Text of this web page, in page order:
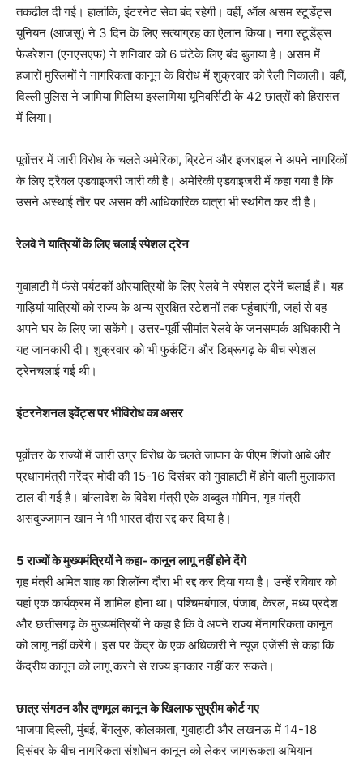
तकढील दी गई। हालांकि, इंटरनेट सेवा बंद रहेगी। वहीं, ऑल असम स्टूडेंट्स
यूनियन (आजसू) ने 3 दिन के लिए सत्याग्रह का ऐलान किया। नगा स्टूडेंड्स
फेडरेशन (एनएसएफ) ने शनिवार को 6 घंटेके लिए बंद बुलाया है। असम में
हजारों मुस्लिमों ने नागरिकता कानून के विरोध में शुक्रवार को रैली निकाली। वहीं,
दिल्ली पुलिस ने जामिया मिलिया इस्लामिया यूनिवर्सिटी के 42 छात्रों को हिरासत
में लिया।
पूर्वोत्तर में जारी विरोध के चलते अमेरिका, ब्रिटेन और इजराइल ने अपने नागरिकों
के लिए ट्रैवल एडवाइजरी जारी की है। अमेरिकी एडवाइजरी में कहा गया है कि
उसने अस्थाई तौर पर असम की आधिकारिक यात्रा भी स्थगित कर दी है।
रेलवे ने यात्रियों के लिए चलाई स्पेशल ट्रेन
गुवाहाटी में फंसे पर्यटकों औरयात्रियों के लिए रेलवे ने स्पेशल ट्रेनें चलाई हैं। यह
गाड़ियां यात्रियों को राज्य के अन्य सुरक्षित स्टेशनों तक पहुंचाएंगी, जहां से वह
अपने घर के लिए जा सकेंगे। उत्तर-पूर्वी सीमांत रेलवे के जनसम्पर्क अधिकारी ने
यह जानकारी दी। शुक्रवार को भी फुर्कटिंग और डिब्रूगढ़ के बीच स्पेशल
ट्रेनचलाई गई थी।
इंटरनेशनल इवेंट्स पर भीविरोध का असर
पूर्वोत्तर के राज्यों में जारी उग्र विरोध के चलते जापान के पीएम शिंजो आबे और
प्रधानमंत्री नरेंद्र मोदी की 15-16 दिसंबर को गुवाहाटी में होने वाली मुलाकात
टाल दी गई है। बांग्लादेश के विदेश मंत्री एके अब्दुल मोमिन, गृह मंत्री
असदुज्जामन खान ने भी भारत दौरा रद्द कर दिया है।
5 राज्यों के मुख्यमंत्रियों ने कहा- कानून लागू नहीं होने देंगे
गृह मंत्री अमित शाह का शिलॉन्ग दौरा भी रद्द कर दिया गया है। उन्हें रविवार को
यहां एक कार्यक्रम में शामिल होना था। पश्चिमबंगाल, पंजाब, केरल, मध्य प्रदेश
और छत्तीसगढ़ के मुख्यमंत्रियों ने कहा है कि वे अपने राज्य मेंनागरिकता कानून
को लागू नहीं करेंगे। इस पर केंद्र के एक अधिकारी ने न्यूज एजेंसी से कहा कि
केंद्रीय कानून को लागू करने से राज्य इनकार नहीं कर सकते।
छात्र संगठन और तृणमूल कानून के खिलाफ सुप्रीम कोर्ट गए
भाजपा दिल्ली, मुंबई, बेंगलुरु, कोलकाता, गुवाहाटी और लखनऊ में 14-18
दिसंबर के बीच नागरिकता संशोधन कानून को लेकर जागरूकता अभियान